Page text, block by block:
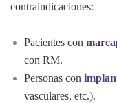
contraindicaciones:
Pacientes con
con RM.
Personas con
vasculares, etc.).